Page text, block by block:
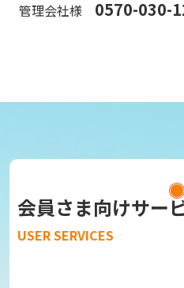
管理会社様 0570-030-
会員さま向けサー
USER SERVICES